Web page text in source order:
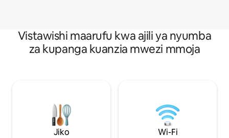
Vistawishi maarufu kwa ajili ya nyumba
za kupanga kuanzia mwezi mmoja
Jiko Wi-Fi